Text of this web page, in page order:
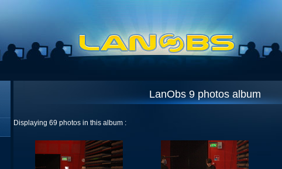
LanObs 9 photos album
Displaying 69 photos in this album :